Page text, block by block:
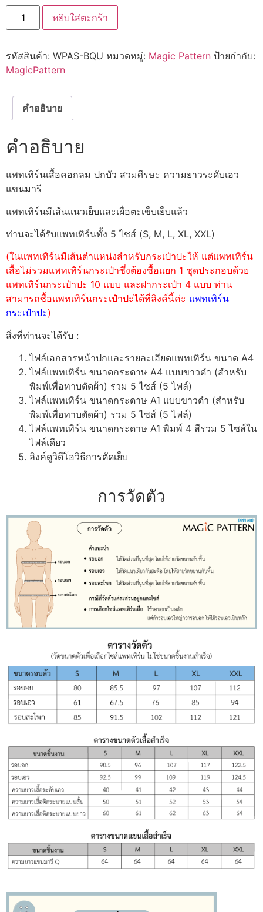
หยิบใส่ตะกร้า
รหัสสินค้า: WPAS-BQU หมวดหมู่: Magic Pattern ป้ายกำกับ:
MagicPattern
คำอธิบาย
คำอธิบาย
แพทเทิร์นเสื้อคอกลม ปกบัว สวมศีรษะ ความยาวระดับเอว
แขนมารี
แพทเทิร์นมีเส้นแนวเย็บและเผื่อตะเข็บเย็บแล้ว
ท่านจะได้รับแพทเทิร์นทั้ง 5 ไซส์ (S, M, L, XL, XXL)
(ในแพทเทิร์นมีเส้นตำแหน่งสำหรับกระเป๋าปะให้ แต่แพทเทิร์น
เสื้อไม่รวมแพทเทิร์นกระเป๋าซึ่งต้องซื้อแยก 1 ชุดประกอบด้วย
แพทเทิร์นกระเป๋าปะ 10 แบบ และฝากระเป๋า 4 แบบ ท่าน
สามารถซื้อแพทเทิร์นกระเป๋าปะได้ที่ลิงค์นี้ค่ะ แพทเทิร์น
กระเป๋าปะ)
สิ่งที่ท่านจะได้รับ :
ไฟล์เอกสารหน้าปกและรายละเอียดแพทเทิร์น ขนาด A4
ไฟล์แพทเทิร์น ขนาดกระดาษ A4 แบบขาวดำ (สำหรับ
พิมพ์เพื่อทาบตัดผ้า) รวม 5 ไซส์ (5 ไฟล์)
ไฟล์แพทเทิร์น ขนาดกระดาษ A1 แบบขาวดำ (สำหรับ
พิมพ์เพื่อทาบตัดผ้า) รวม 5 ไซส์ (5 ไฟล์)
ไฟล์แพทเทิร์น ขนาดกระดาษ A1 พิมพ์ 4 สีรวม 5 ไซส์ใน
ไฟล์เดียว
ลิงค์ดูวิดีโอวิธีการตัดเย็บ
การวัดตัว